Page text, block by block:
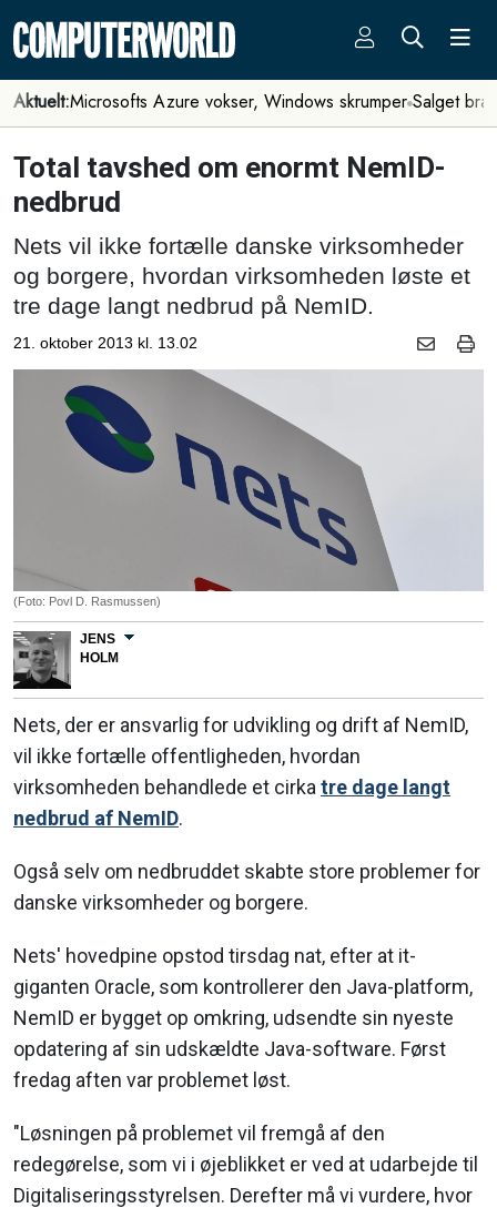
Aktuelt:Microsofts Azure vokser, Windows skrumper Salget
Total tavshed om enormt NemID-
nedbrud
Nets vil ikke fortælle danske virksomheder
og borgere, hvordan virksomheden løste et
tre dage langt nedbrud på NemID.
21. oktober 2013 kl. 13.02
(Foto: Povl D. Rasmussen)
JENS
HOLM
Nets, der er ansvarlig for udvikling og drift af NemID,
vil ikke fortælle offentligheden, hvordan
virksomheden behandlede et cirka tre dage langt
nedbrud af NemID.
Også selv om nedbruddet skabte store problemer for
danske virksomheder og borgere.
Nets' hovedpine opstod tirsdag nat, efter at it-
giganten Oracle, som kontrollerer den Java-platform,
NemID er bygget op omkring, udsendte sin nyeste
opdatering af sin udskældte Java-software. Først
fredag aften var problemet løst.
"Løsningen på problemet vil fremgå af den
redegørelse, som vi i øjeblikket er ved at udarbejde til
Digitaliseringsstyrelsen. Derefter må vi vurdere, hvor